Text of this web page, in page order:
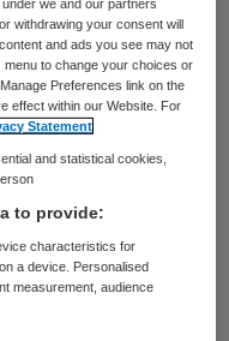
leiden. Dat
onderzoek,
van het
UMC+.
van de
andere
van het
ook het
withdrawing your consent will
and ads you see may not
to change your choices or
Preferences link on the
effect within our Website. For
Statement
and statistical cookies,
to provide:
characteristics for
a device. Personalised
measurement, audience